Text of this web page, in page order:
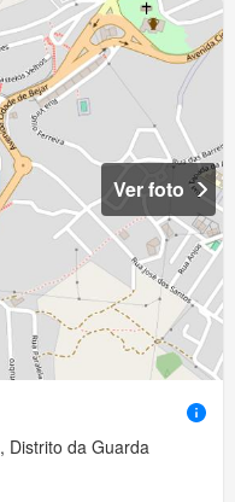
Ver foto
Distrito da Guarda